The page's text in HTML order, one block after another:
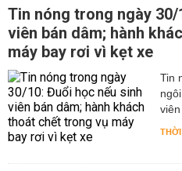
Tin nóng trong ngày
viên bán dâm; hành
máy bay rơi vì kẹt xe
Tin